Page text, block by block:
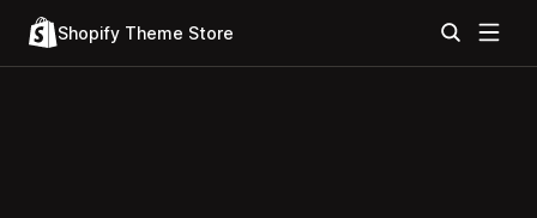
Shopify Theme Store